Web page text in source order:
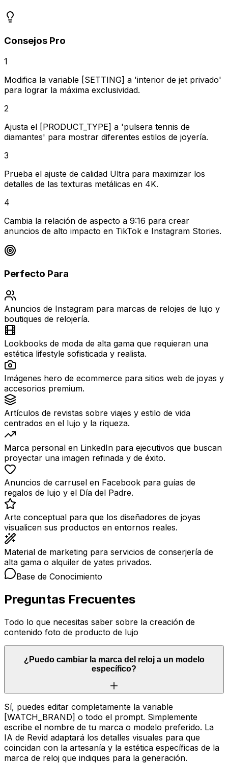
Consejos Pro
1
Modifica la variable [SETTING] a 'interior de jet privado'
para lograr la máxima exclusividad.
2
Ajusta el [PRODUCT_TYPE] a 'pulsera tennis de
diamantes' para mostrar diferentes estilos de joyería.
3
Prueba el ajuste de calidad Ultra para maximizar los
detalles de las texturas metálicas en 4K.
4
Cambia la relación de aspecto a 9:16 para crear
anuncios de alto impacto en TikTok e Instagram Stories.
Perfecto Para
Anuncios de Instagram para marcas de relojes de lujo y
boutiques de relojería.
Lookbooks de moda de alta gama que requieran una
estética lifestyle sofisticada y realista.
Imágenes hero de ecommerce para sitios web de joyas y
accesorios premium.
Artículos de revistas sobre viajes y estilo de vida
centrados en el lujo y la riqueza.
Marca personal en LinkedIn para ejecutivos que buscan
proyectar una imagen refinada y de éxito.
Anuncios de carrusel en Facebook para guías de
regalos de lujo y el Día del Padre.
Arte conceptual para que los diseñadores de joyas
visualicen sus productos en entornos reales.
Material de marketing para servicios de conserjería de
alta gama o alquiler de yates privados.
Base de Conocimiento
Preguntas Frecuentes
Todo lo que necesitas saber sobre la creación de
contenido foto de producto de lujo
¿Puedo cambiar la marca del reloj a un modelo
específico?
Sí, puedes editar completamente la variable
[WATCH_BRAND] o todo el prompt. Simplemente
escribe el nombre de tu marca o modelo preferido. La
IA de Revid adaptará los detalles visuales para que
coincidan con la artesanía y la estética específicas de la
marca de reloj que indiques para la generación.